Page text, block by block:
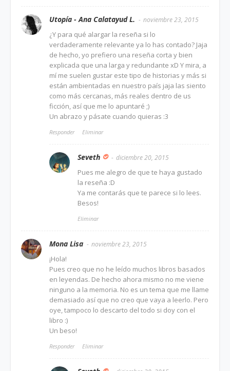
Utopía - Ana Calatayud L. noviembre 23, 2015
¿Y para qué alargar la reseña si lo
verdaderamente relevante ya lo has contado? Jaja
de hecho, yo prefiero una reseña corta y bien
explicada que una larga y redundante xD Y mira, a
mí me suelen gustar este tipo de historias y más si
están ambientadas en nuestro país jaja las siento
como más cercanas, más reales dentro de us
ficción, así que me lo apuntaré ;)
Un abrazo y pásate cuando quieras :3
Responder Eliminar
Seveth diciembre 20, 2015
Pues me alegro de que te haya gustado
la reseña :D
Ya me contarás que te parece si lo lees.
Besos!
Eliminar
Mona Lisa noviembre 23, 2015
¡Hola!
Pues creo que no he leído muchos libros basados
en leyendas. De hecho ahora mismo no me viene
ninguno a la memoria. No es un tema que me llame
demasiado así que no creo que vaya a leerlo. Pero
oye, tampoco lo descarto del todo si doy con el
libro :)
Un beso!
Responder Eliminar